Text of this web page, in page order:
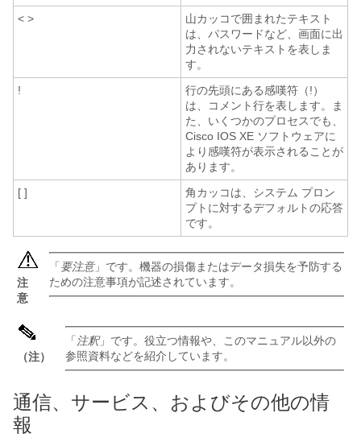
< >
山カッコで囲まれたテキスト
は、パスワードなど、画面に出
力されないテキストを表しま
す。
!
行の先頭にある感嘆符（!）
は、コメント行を表します。ま
た、いくつかのプロセスでも、
Cisco IOS XE ソフトウェアに
より感嘆符が表示されることが
あります。
[ ]
角カッコは、システム プロン
プトに対するデフォルトの応答
です。
注
意
「 要注意」です。機器の損傷またはデータ損失を予防する
ための注意事項が記述されています。
（注）
「 注釈」です。役立つ情報や、このマニュアル以外の
参照資料などを紹介しています。
通信、サービス、およびその他の情
報